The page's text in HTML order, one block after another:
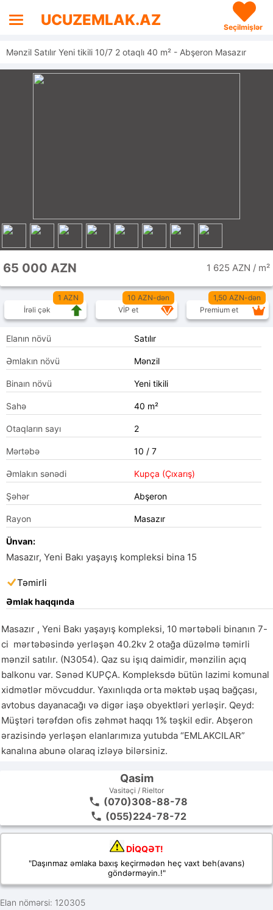
UCUZEMLAK.AZ Seçilmişlər
Mənzil Satılır Yeni tikili 10/7 2 otaqlı 40 m² - Abşeron Masazır
65 000 AZN 1 625 AZN / m²
1 AZN
İrəli çək
10 AZN-dən
VİP et
1,50 AZN-dən
Premium et
Elanın növü Satılır
Əmlakın növü Mənzil
Binaın növü Yeni tikili
Sahə 40 m²
Otaqların sayı 2
Mərtəbə 10 / 7
Əmlakın sənədi Kupça (Çıxarış)
Şəhər Abşeron
Rayon Masazır
Ünvan:
Masazır, Yeni Bakı yaşayış kompleksi bina 15
Təmirli
Əmlak haqqında
Masazır , Yeni Bakı yaşayış kompleksi, 10 mərtəbəli binanın 7-
ci  mərtəbəsində yerləşən 40.2kv 2 otağa düzəlmə təmirli
mənzil satılır. (N3054). Qaz su işıq daimidir, mənzilin açıq
balkonu var. Sənəd KUPÇA. Kompleksdə bütün lazimi komunal
xidmətlər mövcuddur. Yaxınlıqda orta məktəb uşaq bağçası,
avtobus dayanacağı və digər iaşə obyektləri yerləşir. Qeyd:
Müştəri tərəfdən ofis zəhmət haqqı 1% təşkil edir. Abşeron
ərazisində yerləşən elanlarımıza yutubda “EMLAKCILAR”
kanalına abunə olaraq izləyə bilərsiniz.
Qasim
Vasitəçi / Rieltor
(070)308-88-78
(055)224-78-72
DİQQƏT!
"Daşınmaz əmlaka baxış keçirmədən heç vaxt beh(avans)
göndərməyin.!"
Elan nömərsi: 120305